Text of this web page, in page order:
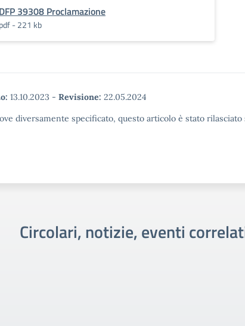
DFP 39308 Proclamazione
pdf - 221 kb
13.10.2023 - Revisione: 22.05.2024
diversamente specificato, questo articolo è stato
Circolari, notizie, eventi